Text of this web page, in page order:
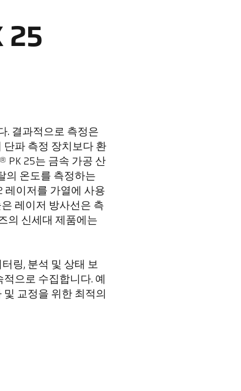
25
. 결과적으로 측정은
단파 측정 장치보다 환
PK 25는 금속 가공 산
의 온도를 측정하는
레이저를 가열에 사용
레이저 방사선은 측
의 신세대 제품에는
링, 분석 및 상태 보
으로 수집합니다. 예
교정을 위한 최적의